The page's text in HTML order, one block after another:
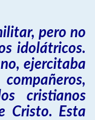
pero no
idolátricos.
ejercitaba
cristianos
Cristo. Esta